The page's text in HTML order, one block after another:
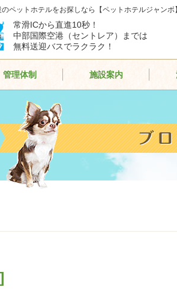
ペットホテルをお探しなら【ペットホテルジャンボ】
常滑ICから直進10秒！
中部国際空港（セントレア）までは
無料送迎バスでラクラク！
管理体制 施設案内